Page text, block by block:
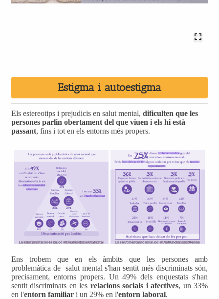
Estigma i autoestigma
Els estereotips i prejudicis en salut mental, dificulten que les
persones parlin obertament del que viuen i els hi està
passant, fins i tot en els entorns més propers.
Ens trobem que en els àmbits que les persones amb
problemàtica de salut mental s'han sentit més discriminats són,
precisament, entorns propers. Un 49% dels enquestats s'han
sentit discriminats en les relacions socials i afectives, un 33%
en l'entorn familiar i un 29% en l'entorn laboral.